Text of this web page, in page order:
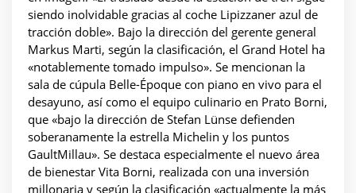
siendo inolvidable gracias al coche Lipizzaner azul de
tracción doble». Bajo la dirección del gerente general
Markus Marti, según la clasificación, el Grand Hotel ha
«notablemente tomado impulso». Se mencionan la
sala de cúpula Belle-Époque con piano en vivo para el
desayuno, así como el equipo culinario en Prato Borni,
que «bajo la dirección de Stefan Lünse defienden
soberanamente la estrella Michelin y los puntos
GaultMillau». Se destaca especialmente el nuevo área
de bienestar Vita Borni, realizada con una inversión
millonaria y según la clasificación «actualmente la más